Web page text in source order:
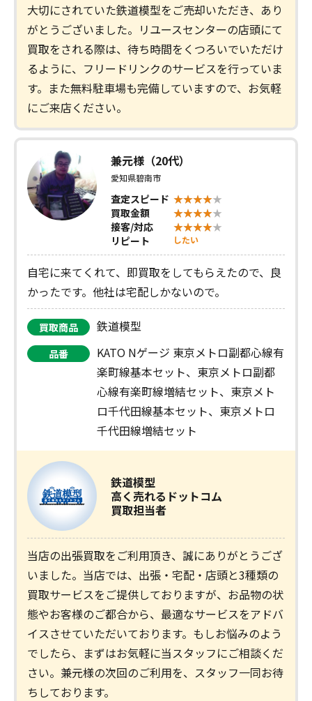
大切にされていた鉄道模型をご売却いただき、あり
がとうございました。リユースセンターの店頭にて
買取をされる際は、待ち時間をくつろいでいただけ
るように、フリードリンクのサービスを行っていま
す。また無料駐車場も完備していますので、お気軽
にご来店ください。
兼元様（20代）
愛知県碧南市
査定スピード
買取金額
接客/対応
リピート
したい
自宅に来てくれて、即買取をしてもらえたので、良
かったです。他社は宅配しかないので。
買取商品 鉄道模型
品番
KATO Nゲージ 東京メトロ副都心線有
楽町線基本セット、東京メトロ副都
心線有楽町線増結セット、東京メト
ロ千代田線基本セット、東京メトロ
千代田線増結セット
鉄道模型
高く売れるドットコム
買取担当者
当店の出張買取をご利用頂き、誠にありがとうござ
いました。当店では、出張・宅配・店頭と3種類の
買取サービスをご提供しておりますが、お品物の状
態やお客様のご都合から、最適なサービスをアドバ
イスさせていただいております。もしお悩みのよう
でしたら、まずはお気軽に当スタッフにご相談くだ
さい。兼元様の次回のご利用を、スタッフ一同お待
ちしております。